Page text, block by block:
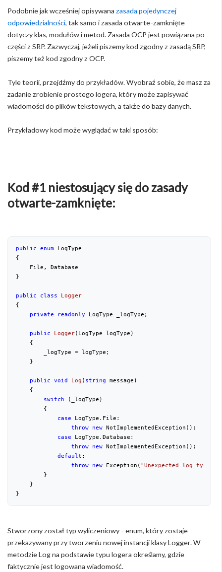
Podobnie jak wcześniej opisywana zasada pojedynczej
odpowiedzialności, tak samo i zasada otwarte-zamknięte
dotyczy klas, modułów i metod. Zasada OCP jest powiązana po
części z SRP. Zazwyczaj, jeżeli piszemy kod zgodny z zasadą SRP,
piszemy też kod zgodny z OCP.
Tyle teorii, przejdźmy do przykładów. Wyobraź sobie, że masz za
zadanie zrobienie prostego logera, który może zapisywać
wiadomości do plików tekstowych, a także do bazy danych.
Przykładowy kod może wyglądać w taki sposób:
Kod #1 niestosujący się do zasady
otwarte-zamknięte:
public enum LogType
{
    File, Database
}
public class
Logger
{
private
readonly LogType _logType;
public Logger( LogType logType )
{
        _logType = logType;
    }
public void Log ( string message )
{
switch (_logType)
        {
case LogType.File:
throw new NotImplementedException();
case LogType.Database:
throw new NotImplementedException();
default :
throw new Exception( "Unexpected log type!"
        }
    }
Stworzony został typ wyliczeniowy - enum, który zostaje
przekazywany przy tworzeniu nowej instancji klasy Logger. W
metodzie Log na podstawie typu logera określamy, gdzie
faktycznie jest logowana wiadomość.